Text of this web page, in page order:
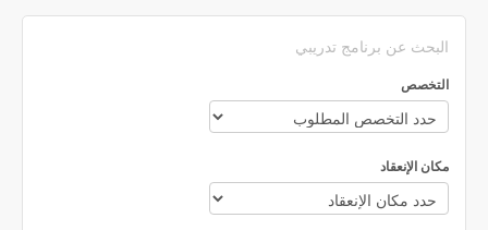
البحث عن برنامج تدريبي
التخصص
مكان الإنعقاد